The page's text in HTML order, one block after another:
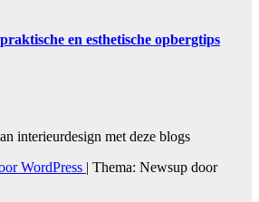
en esthetische opbergtips
interieurdesign met deze blogs
WordPress | Thema: Newsup door